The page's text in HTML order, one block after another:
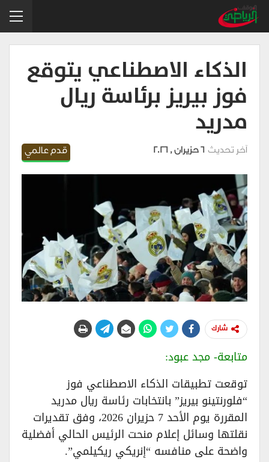
الذكاء الاصطناعي يتوقع
فوز بيريز برئاسة ريال
مدريد
قدم عالمي آخر تحديث6 حزيران , 2026
شارك
متابعة- مجد عبود:
توقعت تطبيقات الذكاء الاصطناعي فوز
“فلورنتينو بيريز” بانتخابات رئاسة ريال مدريد
المقررة يوم الأحد 7 حزيران 2026، وفق تقديرات
نقلتها وسائل إعلام منحت الرئيس الحالي أفضلية
واضحة على منافسه “إنريكي ريكيلمي”.